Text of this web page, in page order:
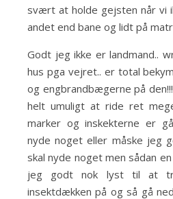
svært at holde gejsten når vi
andet end bane og lidt på
Godt jeg ikke er landmand..
hus pga vejret.. er total
og engbrandbægerne på
helt umuligt at ride ret
marker og inskekterne er
nyde noget eller måske jeg
skal nyde noget men sådan
jeg godt nok lyst til at
insektdækken på og så gå